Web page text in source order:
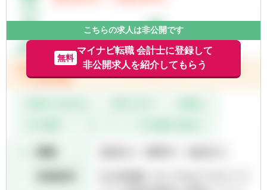
- 投資先の取締役就任を通じて、経営に関与
することも可能
■スタートアップならではの裁量の大きさ
- 個人の裁量が大きい環境での業務が可能
- 立場や役職関係なく意見交換ができ、か
※ご希望に応じて、投資業務とアドバイザリ
ー業務の両方に従事いただくこともできます
【投資業務】
■投資案件のソーシング、提案資料の作成、
こちらの求人は非公開です
無料
マイナビ転職 会計士に登録して
非公開求人を紹介してもらう